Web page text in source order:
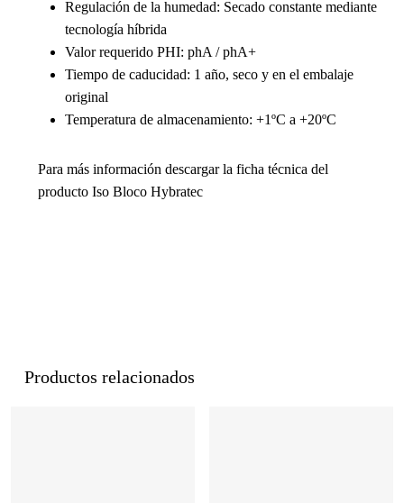
Regulación de la humedad: Secado constante mediante
tecnología híbrida
Valor requerido PHI: phA / phA+
Tiempo de caducidad: 1 año, seco y en el embalaje
original
Temperatura de almacenamiento: +1ºC a +20ºC
Para más información descargar la ficha técnica del
producto Iso Bloco Hybratec
Productos relacionados